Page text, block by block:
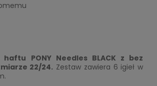
PONY Needles BLACK z bez
22/24. Zestaw zawiera 6 igieł w